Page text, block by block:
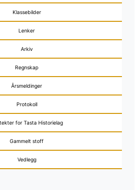
Klassebilder
Lenker
Arkiv
Regnskap
Årsmeldinger
Protokoll
for Tasta Historielag
Gammelt stoff
Vedlegg